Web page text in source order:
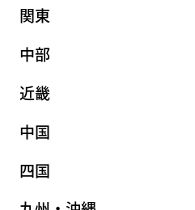
関東
中部
近畿
中国
四国